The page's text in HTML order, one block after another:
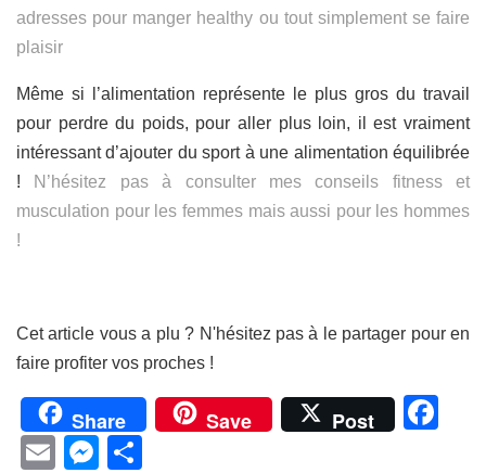
adresses pour manger healthy ou tout simplement se faire
plaisir
Même si l’alimentation représente le plus gros du travail
pour perdre du poids, pour aller plus loin, il est vraiment
intéressant d’ajouter du sport à une alimentation équilibrée
! N’hésitez pas à consulter mes conseils fitness et
musculation pour les femmes mais aussi pour les hommes
!
Cet article vous a plu ? N'hésitez pas à le partager pour en
faire profiter vos proches !
Share Save Post
EmailMessenger